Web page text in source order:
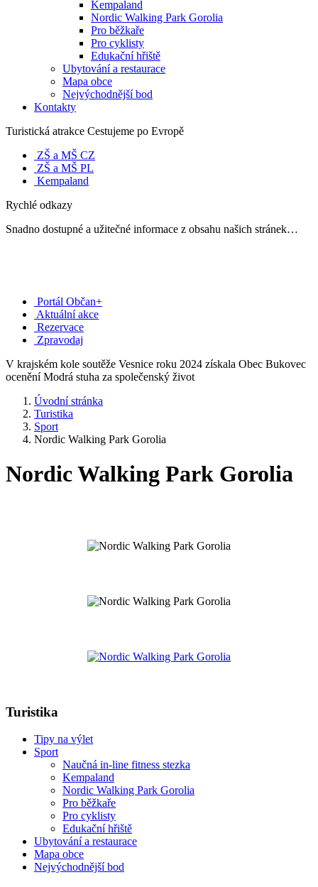
Kempaland
Nordic Walking Park Gorolia
Pro běžkaře
Pro cyklisty
Edukační hřiště
Ubytování a restaurace
Mapa obce
Nejvýchodnější bod
Kontakty
Turistická atrakce Cestujeme po Evropě
ZŠ a MŠ CZ
ZŠ a MŠ PL
Kempaland
Rychlé odkazy
Snadno dostupné a užitečné informace z obsahu našich stránek…
Portál Občan+
Aktuální akce
Rezervace
Zpravodaj
V krajském kole soutěže Vesnice roku 2024 získala Obec Bukovec
ocenění Modrá stuha za společenský život
Úvodní stránka
Turistika
Sport
Nordic Walking Park Gorolia
Nordic Walking Park Gorolia
Turistika
Tipy na výlet
Sport
Naučná in-line fitness stezka
Kempaland
Nordic Walking Park Gorolia
Pro běžkaře
Pro cyklisty
Edukační hřiště
Ubytování a restaurace
Mapa obce
Nejvýchodnější bod